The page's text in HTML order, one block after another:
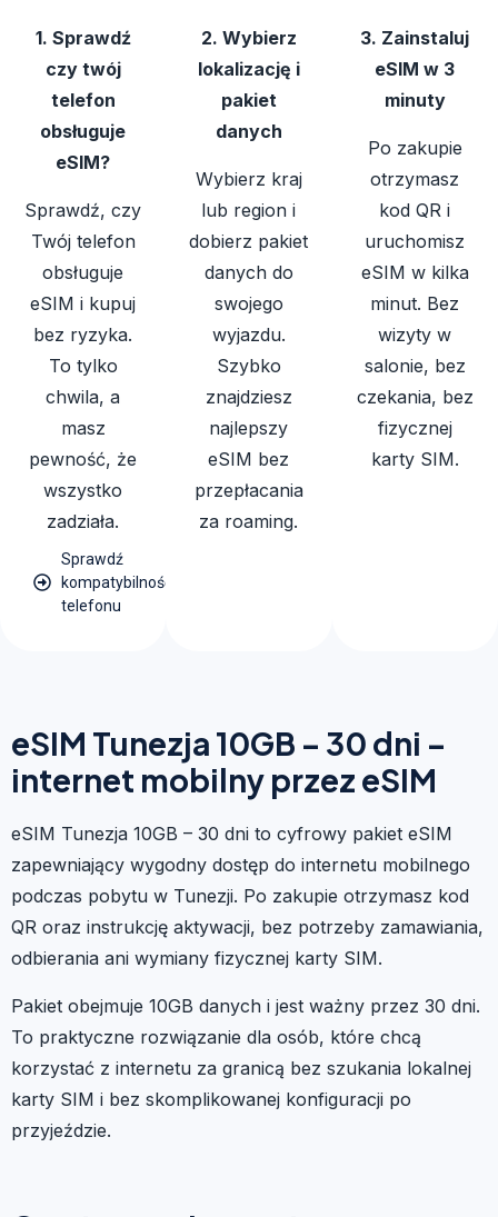
1. Sprawdź
czy twój
telefon
obsługuje
eSIM?
Sprawdź, czy
Twój telefon
obsługuje
eSIM i kupuj
bez ryzyka.
To tylko
chwila, a
masz
pewność, że
wszystko
zadziała.
Sprawdź
kompatybilność
telefonu
2. Wybierz
lokalizację i
pakiet
danych
Wybierz kraj
lub region i
dobierz pakiet
danych do
swojego
wyjazdu.
Szybko
znajdziesz
najlepszy
eSIM bez
przepłacania
za roaming.
3. Zainstaluj
eSIM w 3
minuty
Po zakupie
otrzymasz
kod QR i
uruchomisz
eSIM w kilka
minut. Bez
wizyty w
salonie, bez
czekania, bez
fizycznej
karty SIM.
eSIM Tunezja 10GB – 30 dni –
internet mobilny przez eSIM
eSIM Tunezja 10GB – 30 dni to cyfrowy pakiet eSIM
zapewniający wygodny dostęp do internetu mobilnego
podczas pobytu w Tunezji. Po zakupie otrzymasz kod
QR oraz instrukcję aktywacji, bez potrzeby zamawiania,
odbierania ani wymiany fizycznej karty SIM.
Pakiet obejmuje 10GB danych i jest ważny przez 30 dni.
To praktyczne rozwiązanie dla osób, które chcą
korzystać z internetu za granicą bez szukania lokalnej
karty SIM i bez skomplikowanej konfiguracji po
przyjeździe.